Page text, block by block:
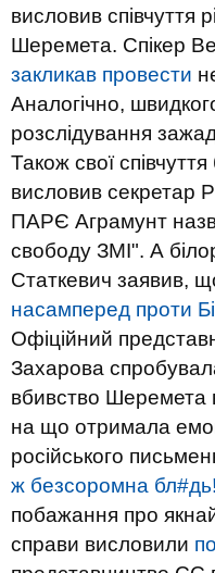
висловив співчуття
Шеремета. Спікер
закликав провести
Аналогічно,
розслідування
Також свої
висловив секретар
ПАРЄ Аграмунт
свободу ЗМІ". А
Статкевич заявив,
насамперед проти
Офіційний
Захарова
вбивство Шеремета
на що отримала
російського
ж безсоромна
побажання про
справи висловили